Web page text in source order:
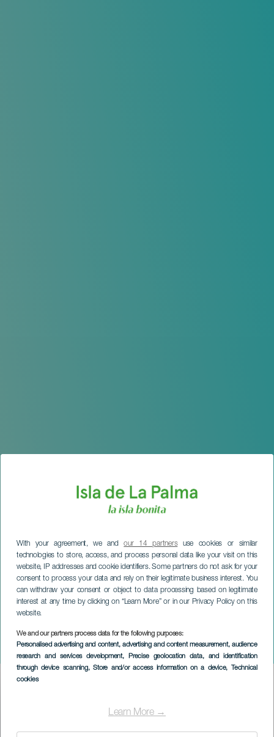
With your agreement, we andour 14 partnersuse cookies or similar
technologies to store, access, and process personal data like your visit on this
website, IP addresses and cookie identifiers. Some partners do not ask for your
consent to process your data and rely on their legitimate business interest. You
can withdraw your consent or object to data processing based on legitimate
interest at any time by clicking on “Learn More” or in our Privacy Policy on this
website.
We and our partners process data for the following purposes:
Personalised advertising and content, advertising and content measurement, audience
research and services development, Precise geolocation data, and identification
through device scanning, Store and/or access information on a device, Technical
cookies
Learn More →
Signore e signore
LA PALMA
Imagen